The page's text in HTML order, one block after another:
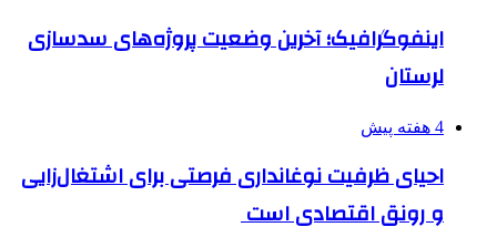
اینفوگرافیک؛ آخرین وضعیت پروژه‌های سدسازی
لرستان
4 هفته پیش
احیای ظرفیت نوغانداری فرصتی برای اشتغال‌زایی
و رونق اقتصادی است